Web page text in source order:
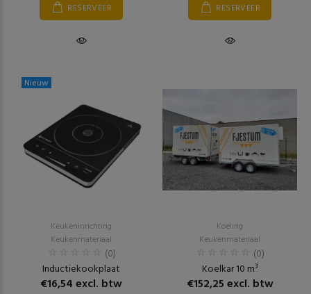
RESERVEER RESERVEER
Nieuw
Keukeninrichting
Keukenmateriaal
(0)
Inductiekookplaat
€16,54 excl. btw
Koeling
Keukenmateriaal
(0)
Koelkar 10 m³
€152,25 excl. btw